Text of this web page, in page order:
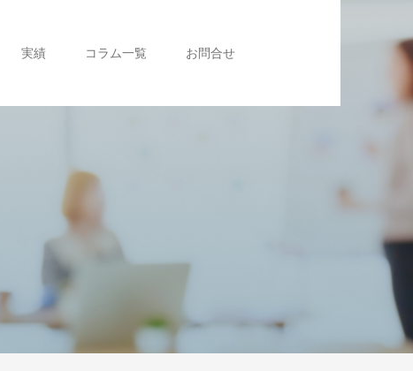
実績 コラム一覧 お問合せ